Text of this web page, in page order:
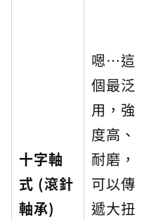
十字軸
式 (滾針
軸承)
嗯…這
個最泛
用，強
度高、
耐磨，
可以傳
遞大扭